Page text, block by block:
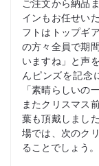
ご注文から納品
インもお任せい
フトはトップギ
の方々全員で期
いますね」と声
んピンズを記念
「素晴らしいの
またクリスマス
葉も頂戴しまし
場では、次のク
ることでしょう。